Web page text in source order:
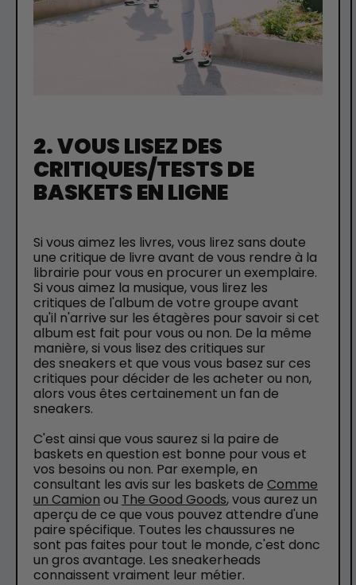
2. VOUS LISEZ DES
CRITIQUES/TESTS DE
BASKETS EN LIGNE
Si vous aimez les livres, vous lirez sans doute
une critique de livre avant de vous rendre à la
librairie pour vous en procurer un exemplaire.
Si vous aimez la musique, vous lirez les
critiques de l'album de votre groupe avant
qu'il n'arrive sur les étagères pour savoir si cet
album est fait pour vous ou non. De la même
manière, si vous lisez des critiques sur
des sneakers et que vous vous basez sur ces
critiques pour décider de les acheter ou non,
alors vous êtes certainement un fan de
sneakers.
C'est ainsi que vous saurez si la paire de
baskets en question est bonne pour vous et
vos besoins ou non. Par exemple, en
consultant les avis sur les baskets de Comme
un Camion ou The Good Goods, vous aurez un
aperçu de ce que vous pouvez attendre d'une
paire spécifique. Toutes les chaussures ne
sont pas faites pour tout le monde, c'est donc
un gros avantage. Les sneakerheads
connaissent vraiment leur métier.